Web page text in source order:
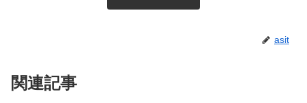
asit
関連記事